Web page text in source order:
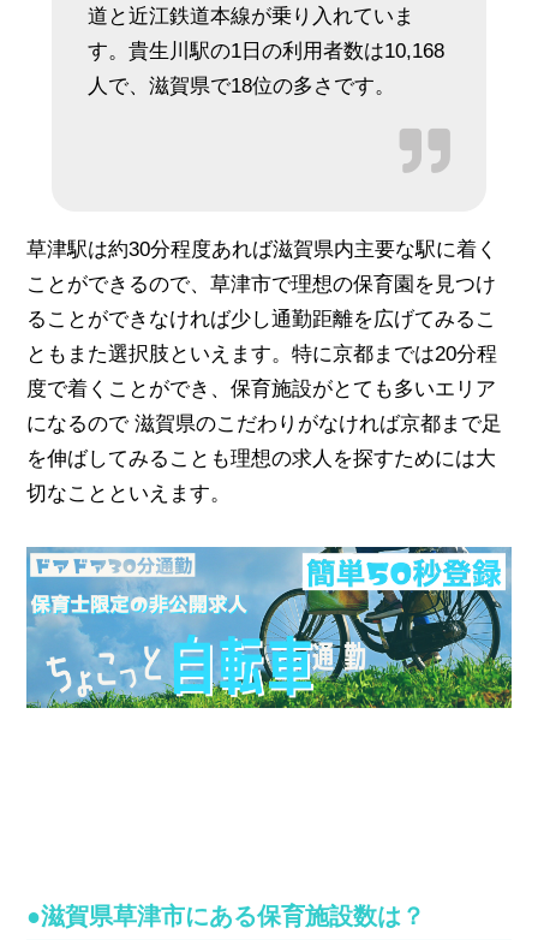
道と近江鉄道本線が乗り入れていま
す。貴生川駅の1日の利用者数は10,168
人で、滋賀県で18位の多さです。
草津駅は約30分程度あれば滋賀県内主要な駅に着く
ことができるので、草津市で理想の保育園を見つけ
ることができなければ少し通勤距離を広げてみるこ
ともまた選択肢といえます。特に京都までは20分程
度で着くことができ、保育施設がとても多いエリア
になるので 滋賀県のこだわりがなければ京都まで足
を伸ばしてみることも理想の求人を探すためには大
切なことといえます。
●滋賀県草津市にある保育施設数は？